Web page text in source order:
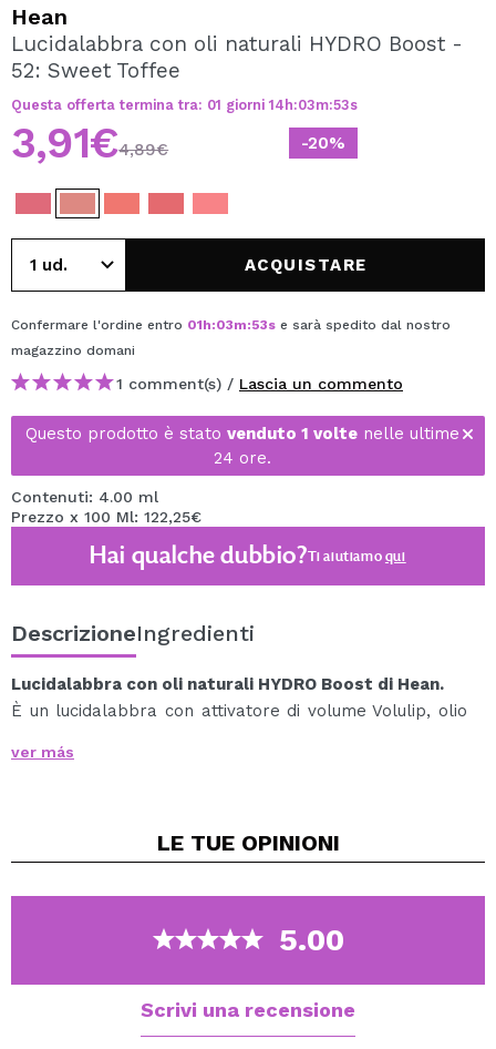
Creando un account su Maquibeauty.it potrai fare i tuoi
acquisti velocemente, controllare lo stato dei tuoi ordini e
Hean
Lucidalabbra con oli naturali HYDRO Boost -
52: Sweet Toffee
Questa offerta termina tra: 01 giorni 14 h:03m:52s
-20%
3,91€4,89€
ACQUISTARE
Confermare l'ordine entro 01h:03m:52s e sarà spedito dal nostro
magazzino domani
1 comment(s) / Lascia un commento
Questo prodotto è stato venduto 1 volte nelle ultime
24 ore.
Contenuti: 4.00 ml
Prezzo x 100 Ml: 122,25€
Hai qualche dubbio?Ti aiutiamoqui
DescrizioneIngredienti
Lucidalabbra con oli naturali HYDRO Boost di Hean.
È un lucidalabbra con attivatore di volume Volulip, olio
primaverili-estivi, fornisce idratazione e cura alla
delicato gel compresso con scintillii brillanti.
Vegan.
ver más
LE TUE OPINIONI
5.00
Scrivi una recensione